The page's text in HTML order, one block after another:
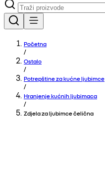
Početna
/
Ostalo
/
Potrepštine za kućne ljubimce
/
Hranjenje kućnih ljubimaca
/
Zdjela za ljubimce čelična